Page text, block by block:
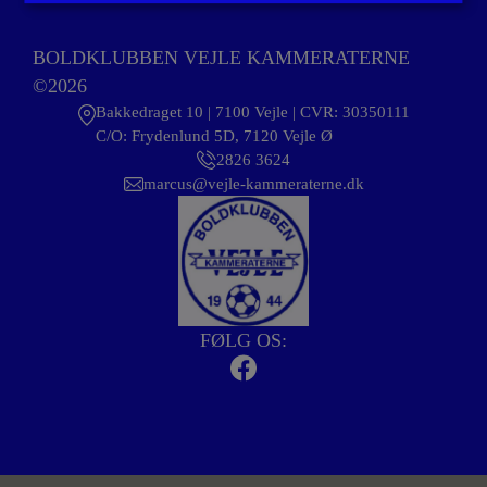
BOLDKLUBBEN VEJLE KAMMERATERNE
©2026
Bakkedraget 10 | 7100 Vejle | CVR: 30350111
C/O: Frydenlund 5D, 7120 Vejle Ø
2826 3624
marcus@vejle-kammeraterne.dk
FØLG OS: